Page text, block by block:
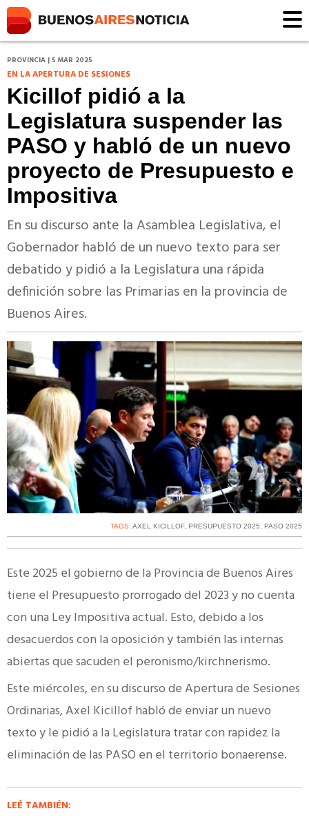
PROVINCIA | 5 MAR 2025
EN LA APERTURA DE SESIONES
Kicillof pidió a la
Legislatura suspender las
PASO y habló de un nuevo
proyecto de Presupuesto e
Impositiva
En su discurso ante la Asamblea Legislativa, el
Gobernador habló de un nuevo texto para ser
debatido y pidió a la Legislatura una rápida
definición sobre las Primarias en la provincia de
Buenos Aires.
TAGS: AXEL KICILLOF, PRESUPUESTO 2025, PASO 2025
Este 2025 el gobierno de la Provincia de Buenos Aires
tiene el Presupuesto prorrogado del 2023 y no cuenta
con una Ley Impositiva actual. Esto, debido a los
desacuerdos con la oposición y también las internas
abiertas que sacuden el peronismo/kirchnerismo.
Este miércoles, en su discurso de Apertura de Sesiones
Ordinarias, Axel Kicillof habló de enviar un nuevo
texto y le pidió a la Legislatura tratar con rapidez la
eliminación de las PASO en el territorio bonaerense.
LEÉ TAMBIÉN: